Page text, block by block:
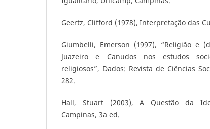
Geertz, Clifford (1978), Interpretação das
Giumbelli, Emerson (1997), “Religião e
Juazeiro e Canudos nos estudos
religiosos”, Dados: Revista de Ciências
282.
Hall, Stuart (2003), A Questão da
Campinas, 3a ed.